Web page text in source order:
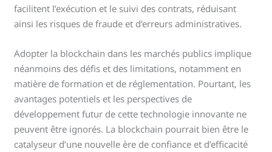
facilitent l’exécution et le suivi des contrats, réduisant
ainsi les risques de fraude et d’erreurs administratives.
Adopter la blockchain dans les marchés publics implique
néanmoins des défis et des limitations, notamment en
matière de formation et de réglementation. Pourtant, les
avantages potentiels et les perspectives de
développement futur de cette technologie innovante ne
peuvent être ignorés. La blockchain pourrait bien être le
catalyseur d’une nouvelle ère de confiance et d’efficacité